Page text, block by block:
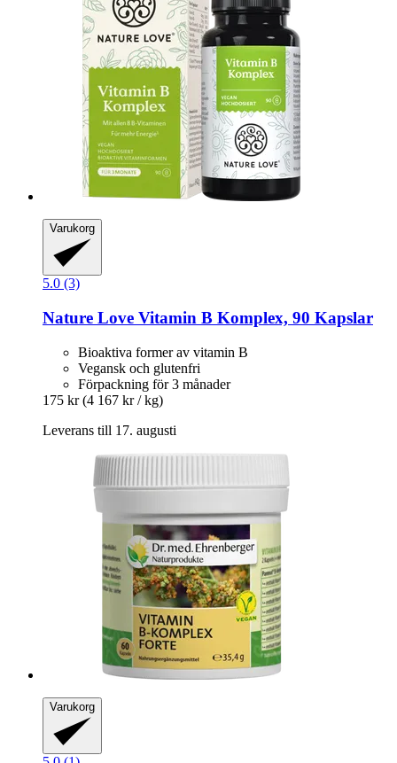
Varukorg
5.0 (3)
Nature Love Vitamin B Komplex, 90 Kapslar
Bioaktiva former av vitamin B
Vegansk och glutenfri
Förpackning för 3 månader
175 kr (4 167 kr / kg)
Leverans till 17. augusti
Varukorg